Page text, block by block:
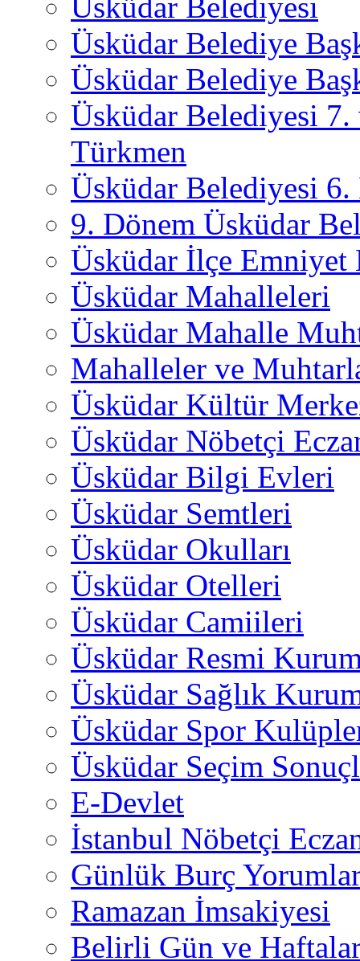
Üsküdar Belediyesi
Üsküdar Belediye
Üsküdar Belediye
Üsküdar Belediyesi
Türkmen
Üsküdar Belediyesi 6.
9. Dönem Üsküdar
Üsküdar İlçe
Üsküdar Mahalleleri
Üsküdar Mahalle
Mahalleler ve
Üsküdar Kültür
Üsküdar Nöbetçi
Üsküdar Bilgi Evleri
Üsküdar Semtleri
Üsküdar Okulları
Üsküdar Otelleri
Üsküdar Camiileri
Üsküdar Resmi
Üsküdar Sağlık
Üsküdar Spor
Üsküdar Seçim
E-Devlet
İstanbul Nöbetçi
Günlük Burç
Ramazan İmsakiyesi
Belirli Gün ve